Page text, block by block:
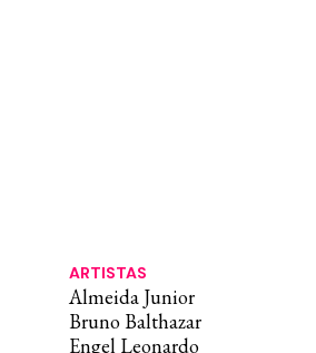
ARTISTAS
Almeida Junior
Bruno Balthazar
Engel Leonardo